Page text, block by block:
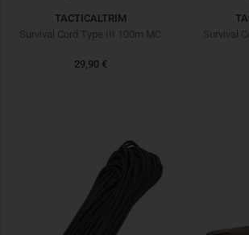
TACTICALTRIM
Survival Cord Type III 100m MC
29,90 €
Survival